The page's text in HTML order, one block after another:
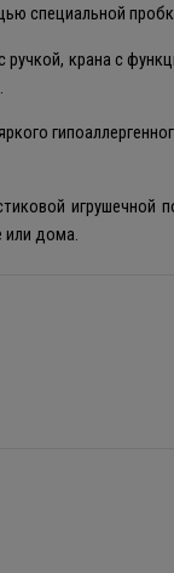
специальной
крана с
игрушечной
или дома.